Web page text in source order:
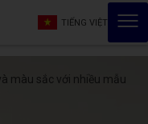
TIẾNG VIỆT
màu sắc với nhiều mẫu